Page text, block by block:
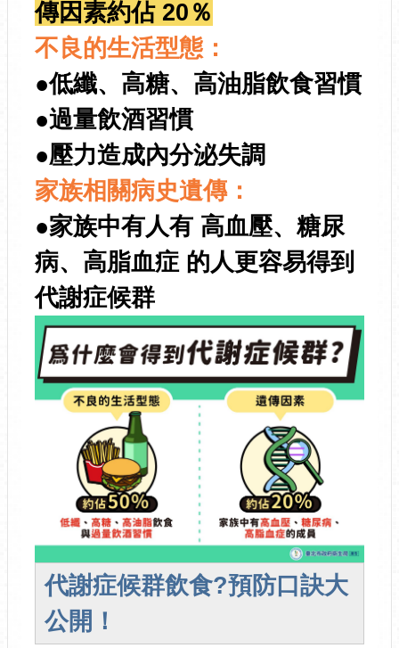
傳因素約佔 20％
不良的生活型態：
●低纖、高糖、高油脂飲食習慣
●過量飲酒習慣
●壓力造成內分泌失調
家族相關病史遺傳：
●家族中有人有 高血壓、糖尿
病、高脂血症 的人更容易得到
代謝症候群
代謝症候群飲食?預防口訣大
公開！